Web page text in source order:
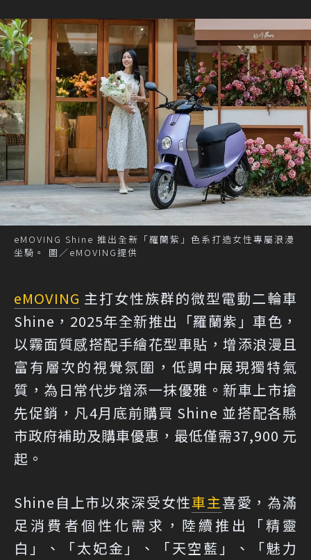
eMOVING Shine 推出全新「羅蘭紫」色系打造女性專屬浪漫
坐騎。 圖／eMOVING提供
eMOVING 主打女性族群的微型電動二輪車
Shine，2025年全新推出「羅蘭紫」車色，
以霧面質感搭配手繪花型車貼，增添浪漫且
富有層次的視覺氛圍，低調中展現獨特氣
質，為日常代步增添一抹優雅。新車上市搶
先促銷，凡4月底前購買 Shine 並搭配各縣
市政府補助及購車優惠，最低僅需37,900 元
起。
Shine自上市以來深受女性車主喜愛，為滿
足消費者個性化需求，陸續推出「精靈
白」、「太妃金」、「天空藍」、「魅力